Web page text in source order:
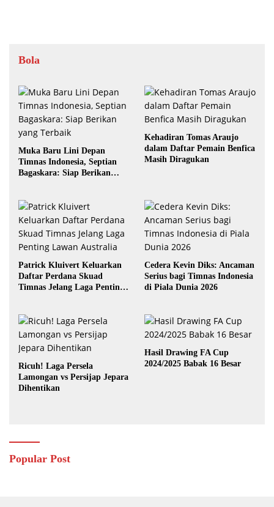
Bola
Muka Baru Lini Depan
Timnas Indonesia, Septian
Bagaskara: Siap Berikan
Kehadiran Tomas Araujo
dalam Daftar Pemain Benfica
Masih Diragukan
Patrick Kluivert Keluarkan
Daftar Perdana Skuad
Timnas Jelang Laga Penting
Cedera Kevin Diks: Ancaman
Serius bagi Timnas Indonesia
di Piala Dunia 2026
Ricuh! Laga Persela
Lamongan vs Persijap Jepara
Dihentikan
Hasil Drawing FA Cup
2024/2025 Babak 16 Besar
Popular Post